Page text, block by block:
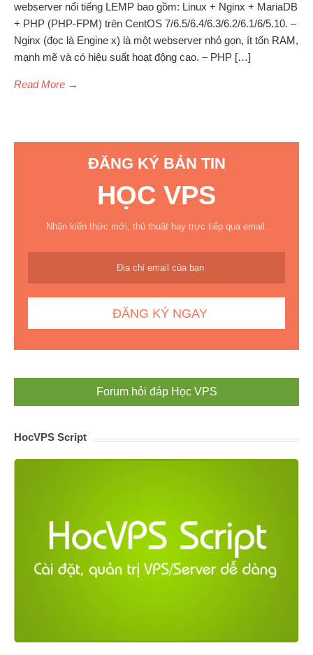
webserver nổi tiếng LEMP bao gồm: Linux + Nginx + MariaDB
+ PHP (PHP-FPM) trên CentOS 7/6.5/6.4/6.3/6.2/6.1/6/5.10. –
Nginx (đọc là Engine x) là một webserver nhỏ gọn, ít tốn RAM,
mạnh mẽ và có hiệu suất hoạt động cao. – PHP […]
Read More →
ĐĂNG KÝ BẢN TIN
HỌC VPS
Nhận kiến thức mới, thủ thuật hay trực tiếp qua email.
Forum hỏi đáp Học VPS
HocVPS Script